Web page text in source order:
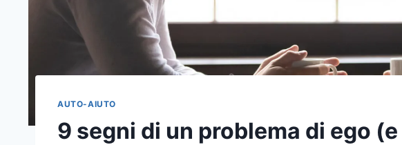
AUTO-AIUTO
9 segni di un problema di ego